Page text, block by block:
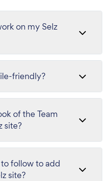
on my Selz
friendly?
of the Team
site?
follow to add
site?